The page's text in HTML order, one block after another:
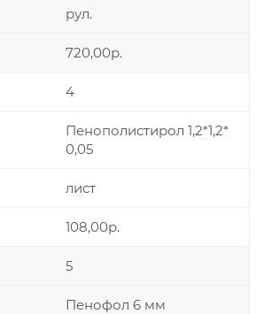
рул.
720,00р.
4
Пенополистирол 1,2*1,2*
0,05
лист
108,00р.
5
Пенофол 6 мм